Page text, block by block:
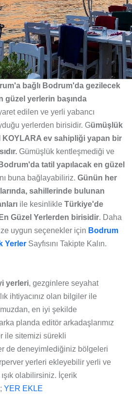
bağlı Bodrum'da gezilecek
güzel yerlerin başında
edilen ve yerli yabancı
yerlerden birisidir. Gümüşlük
ev sahipliği yapan bir
Gümüşlük kentleşmediği ve
Bodrum'da tatil yapılacak en güzel
buna bağlayabiliriz. Günün her
sahillerinde bulunan
ile kesinlikle Türkiye'de
Güzel Yerlerden birisidir. Daha
uygun seçenekler için Bodrum
Yerler Sayfısını Takipte Kalın.
yerleri, gezginlere seyahat
ihtiyacınız olan bilgiler ile
en iyi şekilde
planda editör arkadaşlarımız
ile sitemizi sürekli
de deneyimlediğiniz bölgeleri
yerleri ekleyebilir yerli ve
olabilirsiniz. İçerik
YER EKLE